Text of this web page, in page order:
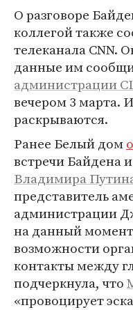
О разговоре
коллегой также
телеканала CNN.
данные им
администрации
вечером 3 марта.
раскрываются.
Ранее Белый дом
встречи Байдена
Владимира
представитель
администрации
на данный
возможности
контакты между
подчеркнула, что
«провоцирует